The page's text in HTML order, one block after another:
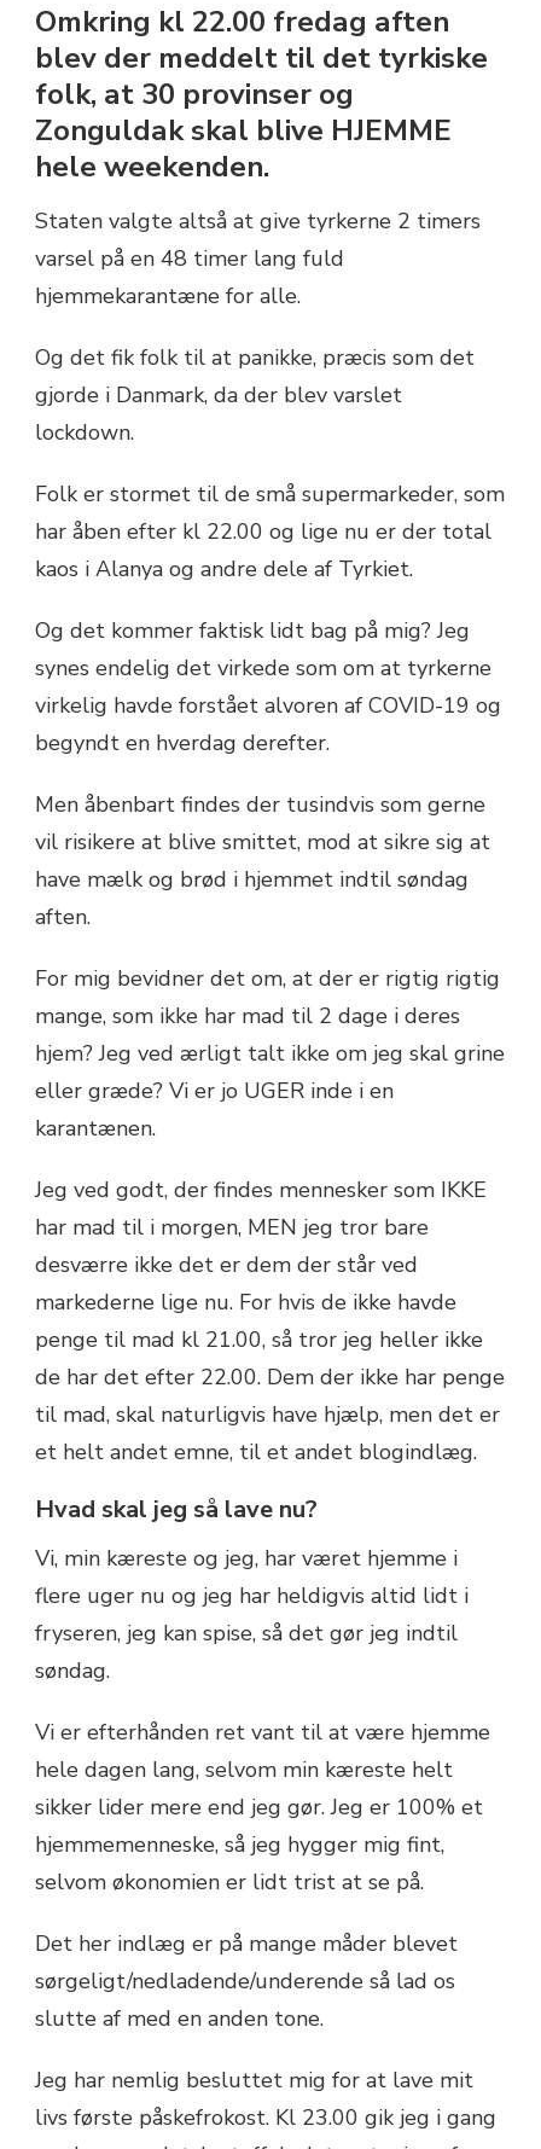
Omkring kl 22.00 fredag aften
blev der meddelt til det tyrkiske
folk, at 30 provinser og
Zonguldak skal blive HJEMME
hele weekenden.
Staten valgte altså at give tyrkerne 2 timers
varsel på en 48 timer lang fuld
hjemmekarantæne for alle.
Og det fik folk til at panikke, præcis som det
gjorde i Danmark, da der blev varslet
lockdown.
Folk er stormet til de små supermarkeder, som
har åben efter kl 22.00 og lige nu er der total
kaos i Alanya og andre dele af Tyrkiet.
Og det kommer faktisk lidt bag på mig? Jeg
synes endelig det virkede som om at tyrkerne
virkelig havde forstået alvoren af COVID-19 og
begyndt en hverdag derefter.
Men åbenbart findes der tusindvis som gerne
vil risikere at blive smittet, mod at sikre sig at
have mælk og brød i hjemmet indtil søndag
aften.
For mig bevidner det om, at der er rigtig rigtig
mange, som ikke har mad til 2 dage i deres
hjem? Jeg ved ærligt talt ikke om jeg skal grine
eller græde? Vi er jo UGER inde i en
karantænen.
Jeg ved godt, der findes mennesker som IKKE
har mad til i morgen, MEN jeg tror bare
desværre ikke det er dem der står ved
markederne lige nu. For hvis de ikke havde
penge til mad kl 21.00, så tror jeg heller ikke
de har det efter 22.00. Dem der ikke har penge
til mad, skal naturligvis have hjælp, men det er
et helt andet emne, til et andet blogindlæg.
Hvad skal jeg så lave nu?
Vi, min kæreste og jeg, har været hjemme i
flere uger nu og jeg har heldigvis altid lidt i
fryseren, jeg kan spise, så det gør jeg indtil
søndag.
Vi er efterhånden ret vant til at være hjemme
hele dagen lang, selvom min kæreste helt
sikker lider mere end jeg gør. Jeg er 100% et
hjemmemenneske, så jeg hygger mig fint,
selvom økonomien er lidt trist at se på.
Det her indlæg er på mange måder blevet
sørgeligt/nedladende/underende så lad os
slutte af med en anden tone.
Jeg har nemlig besluttet mig for at lave mit
livs første påskefrokost. Kl 23.00 gik jeg i gang